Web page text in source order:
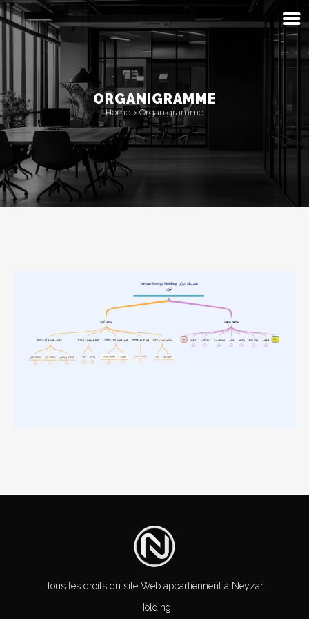
ORGANIGRAMME
Home > Organigramme
Tous les droits du site Web appartiennent à Neyzar
Holding